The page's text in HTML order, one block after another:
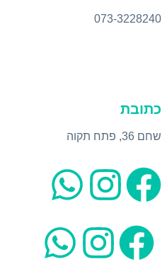
073-3228240
כתובת
שחם 36, פתח תקוה